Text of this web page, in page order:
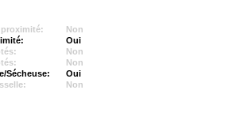
Non
Oui
Non
Non
Sécheuse:
Oui
Non